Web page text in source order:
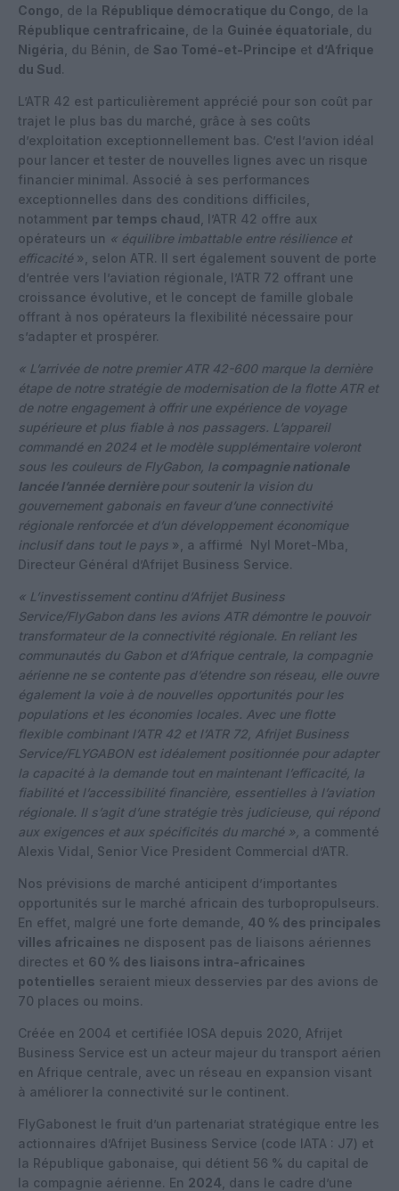
Congo , de la République démocratique du Congo , de la
République centrafricaine , de la Guinée équatoriale , du
Nigéria , du Bénin, de Sao Tomé-et-Principe et d’Afrique
du Sud.
L’ATR 42 est particulièrement apprécié pour son coût par
trajet le plus bas du marché, grâce à ses coûts
d’exploitation exceptionnellement bas. C’est l’avion idéal
pour lancer et tester de nouvelles lignes avec un risque
financier minimal. Associé à ses performances
exceptionnelles dans des conditions difficiles,
notamment par temps chaud , l’ATR 42 offre aux
opérateurs un « équilibre imbattable entre résilience et
efficacité », selon ATR. Il sert également souvent de porte
d’entrée vers l’aviation régionale, l’ATR 72 offrant une
croissance évolutive, et le concept de famille globale
offrant à nos opérateurs la flexibilité nécessaire pour
s’adapter et prospérer.
« L’arrivée de notre premier ATR 42-600 marque la dernière
étape de notre stratégie de modernisation de la flotte ATR et
de notre engagement à offrir une expérience de voyage
supérieure et plus fiable à nos passagers. L’appareil
commandé en 2024 et le modèle supplémentaire voleront
sous les couleurs de FlyGabon, la compagnie nationale
lancée l’année dernière pour soutenir la vision du
gouvernement gabonais en faveur d’une connectivité
régionale renforcée et d’un développement économique
inclusif dans tout le pays », a affirmé Nyl Moret-Mba,
Directeur Général d’Afrijet Business Service.
« L’investissement continu d’Afrijet Business
Service/FlyGabon dans les avions ATR démontre le pouvoir
transformateur de la connectivité régionale. En reliant les
communautés du Gabon et d’Afrique centrale, la compagnie
aérienne ne se contente pas d’étendre son réseau, elle ouvre
également la voie à de nouvelles opportunités pour les
populations et les économies locales. Avec une flotte
flexible combinant l’ATR 42 et l’ATR 72, Afrijet Business
Service/FLYGABON est idéalement positionnée pour adapter
la capacité à la demande tout en maintenant l’efficacité, la
fiabilité et l’accessibilité financière, essentielles à l’aviation
régionale. Il s’agit d’une stratégie très judicieuse, qui répond
aux exigences et aux spécificités du marché », a commenté
Alexis Vidal, Senior Vice President Commercial d’ATR.
Nos prévisions de marché anticipent d’importantes
opportunités sur le marché africain des turbopropulseurs.
En effet, malgré une forte demande, 40 % des principales
villes africaines ne disposent pas de liaisons aériennes
directes et 60 % des liaisons intra-africaines
potentielles seraient mieux desservies par des avions de
70 places ou moins.
Créée en 2004 et certifiée IOSA depuis 2020, Afrijet
Business Service est un acteur majeur du transport aérien
en Afrique centrale, avec un réseau en expansion visant
à améliorer la connectivité sur le continent.
FlyGabonest le fruit d’un partenariat stratégique entre les
actionnaires d’Afrijet Business Service (code IATA : J7) et
la République gabonaise, qui détient 56 % du capital de
la compagnie aérienne. En 2024 , dans le cadre d’une